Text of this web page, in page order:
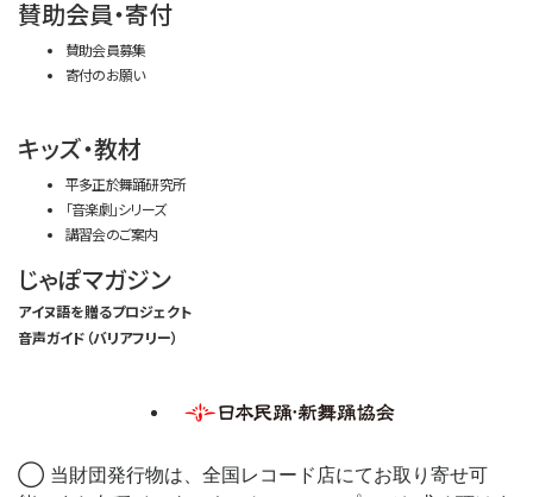
賛助会員・寄付
賛助会員募集
寄付のお願い
キッズ・教材
平多正於舞踊研究所
「音楽劇」シリーズ
講習会のご案内
じゃぽマガジン
アイヌ語を贈るプロジェクト
音声ガイド（バリアフリー）
◯ 当財団発行物は、全国レコード店にてお取り寄せ可